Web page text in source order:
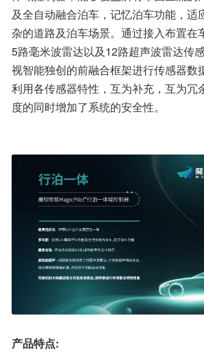
及全自动融合泊车，记忆泊车功能，适
杂的道路及泊车场景。通过接入布置在
5路毫米波雷达以及12路超声波雷达传
视智能独创的前融合框架进行传感器数
利用各传感器特性，互为补充，互为冗
度的同时增加了系统的安全性。
产品特点: